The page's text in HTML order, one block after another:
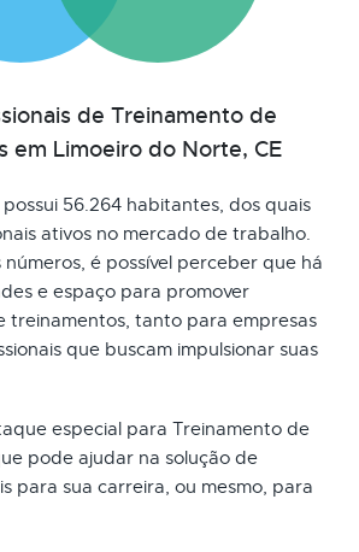
de Treinamento de
em Limoeiro do Norte, CE
56.264 habitantes, dos quais
ativos no mercado de trabalho.
números, é possível perceber que há
e espaço para promover
treinamentos, tanto para empresas
que buscam impulsionar suas
especial para Treinamento de
pode ajudar na solução de
para sua carreira, ou mesmo, para